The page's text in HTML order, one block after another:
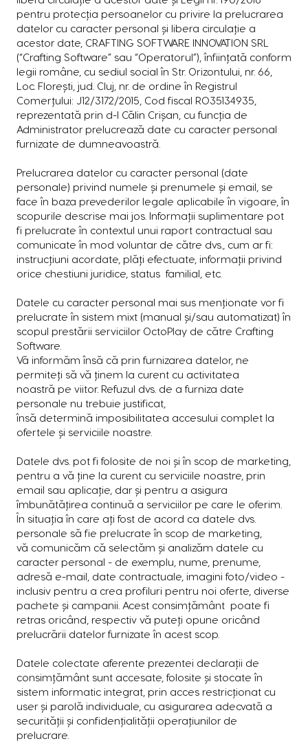
pentru protecția persoanelor cu privire la prelucrarea
datelor cu caracter personal și libera circulație a
acestor date, CRAFTING SOFTWARE INNOVATION SRL
(“Crafting Software” sau “Operatorul”), înființată conform
legii române, cu sediul social în Str. Orizontului, nr. 66,
Loc. Florești, jud. Cluj, nr. de ordine în Registrul
Comerțului: J12/3172/2015, Cod fiscal RO35134935,
reprezentată prin d-l Călin Crișan, cu funcția de
Administrator prelucrează date cu caracter personal
furnizate de dumneavoastră.
Prelucrarea datelor cu caracter personal (date
personale) privind numele și prenumele și email, se
face în baza prevederilor legale aplicabile în vigoare, în
scopurile descrise mai jos. Informații suplimentare pot
fi prelucrate în contextul unui raport contractual sau
comunicate în mod voluntar de către dvs., cum ar fi:
instrucțiuni acordate, plăți efectuate, informații privind
orice chestiuni juridice, status familial, etc.
Datele cu caracter personal mai sus menționate vor fi
prelucrate în sistem mixt (manual și/sau automatizat) în
scopul prestării serviciilor OctoPlay de către Crafting
Software.
Vă informăm însă că prin furnizarea datelor, ne
permiteți să vă ținem la curent cu activitatea
noastră pe viitor. Refuzul dvs. de a furniza date
personale nu trebuie justificat,
însă determină imposibilitatea accesului complet la
ofertele și serviciile noastre.
Datele dvs. pot fi folosite de noi și în scop de marketing,
pentru a vă ține la curent cu serviciile noastre, prin
email sau aplicație, dar și pentru a asigura
îmbunătățirea continuă a serviciilor pe care le oferim.
În situația în care ați fost de acord ca datele dvs.
personale să fie prelucrate în scop de marketing,
vă comunicăm că selectăm și analizăm datele cu
caracter personal - de exemplu, nume, prenume,
adresă e-mail, date contractuale, imagini foto/video -
inclusiv pentru a crea profiluri pentru noi oferte, diverse
pachete și campanii. Acest consimțământ poate fi
retras oricând, respectiv vă puteți opune oricând
prelucrării datelor furnizate în acest scop.
Datele colectate aferente prezentei declarații de
consimțământ sunt accesate, folosite și stocate în
sistem informatic integrat, prin acces restricționat cu
user și parolă individuale, cu asigurarea adecvată a
securității și confidențialității operațiunilor de
prelucrare.